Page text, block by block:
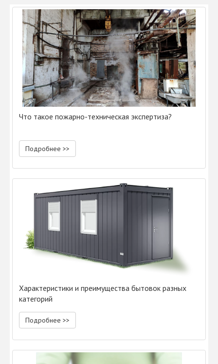
Что такое пожарно-техническая экспертиза?
Подробнее >>
Характеристики и преимущества бытовок разных
категорий
Подробнее >>